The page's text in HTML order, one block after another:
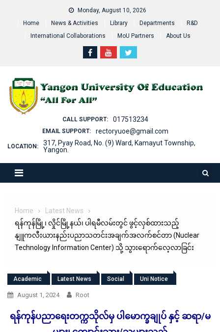
Monday, August 10, 2026
Home
News & Activities Library Departments
R&D
International Collaborations
MoU Partners About Us
CALL SUPPORT: 017513234
EMAIL SUPPORT: rectoryuoe@gmail.com
LOCATION:
317, Pyay Road, No. (9) Ward, Kamayut Township,
Yangon.
Home
Latest News
ရန်ကုန်မြို့၊ လှိုင်မြို့နယ်၊ ပါရမီလမ်းတွင် ဖွင့်လှစ်ထားသည့်
နျူကလီးယားနည်းပညာသတင်းအချက်အလက်စင်တာ (Nuclear
Technology Information Center) သို့ သွားရောက်လေ့လာခြင်း
Academic Latest News Social Uni Notice
August 1, 2024 Root
ရန်ကုန်ပညာရေးတက္ကသိုလ်မှ ပါမောက္ခချုပ် နှင့် ဆရာ/မ